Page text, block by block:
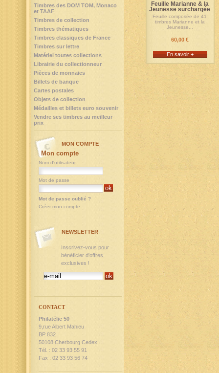
Feuille Marianne & la
Jeunesse surchargée
Feuille composée de 41
timbres Marianne et la
Jeunesse...
60,00 €
En savoir +
Timbres des DOM TOM, Monaco
et TAAF
Timbres de collection
Timbres thématiques
Timbres classiques de France
Timbres sur lettre
Matériel toutes collections
Librairie du collectionneur
Pièces de monnaies
Billets de banque
Cartes postales
Objets de collection
Médailles et billets euro souvenir
Vendre ses timbres au meilleur
prix
MON COMPTE
Mon compte
Nom d'utilisateur
Mot de passe
Mot de passe oublié ?
Créer mon compte
NEWSLETTER
Inscrivez-vous pour
bénéficier d'offres
exclusives !
CONTACT
Philatélie 50
9,rue Albert Mahieu
BP 832
50108 Cherbourg Cedex
Tél. : 02 33 93 55 91
Fax : 02 33 93 56 74